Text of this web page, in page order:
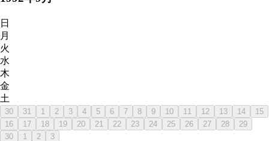
日
月
火
水
木
金
土
30 31 1 2 3 4 5 6 7 8 9 10 11 12 13 14
15
16
17 18 19 20 21 22 23 24 25 26 27 28
29
30
1 2 3